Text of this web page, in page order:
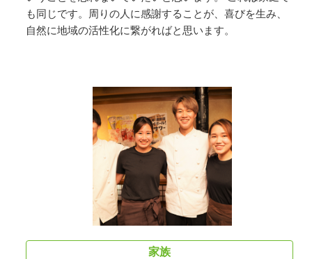
も同じです。周りの人に感謝することが、喜びを生み、
自然に地域の活性化に繋がればと思います。
家族